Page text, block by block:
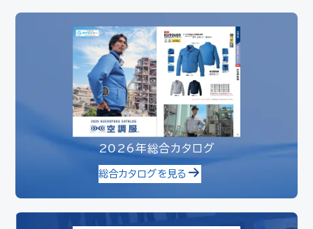
2026年総合カタログ
総合カタログを見る